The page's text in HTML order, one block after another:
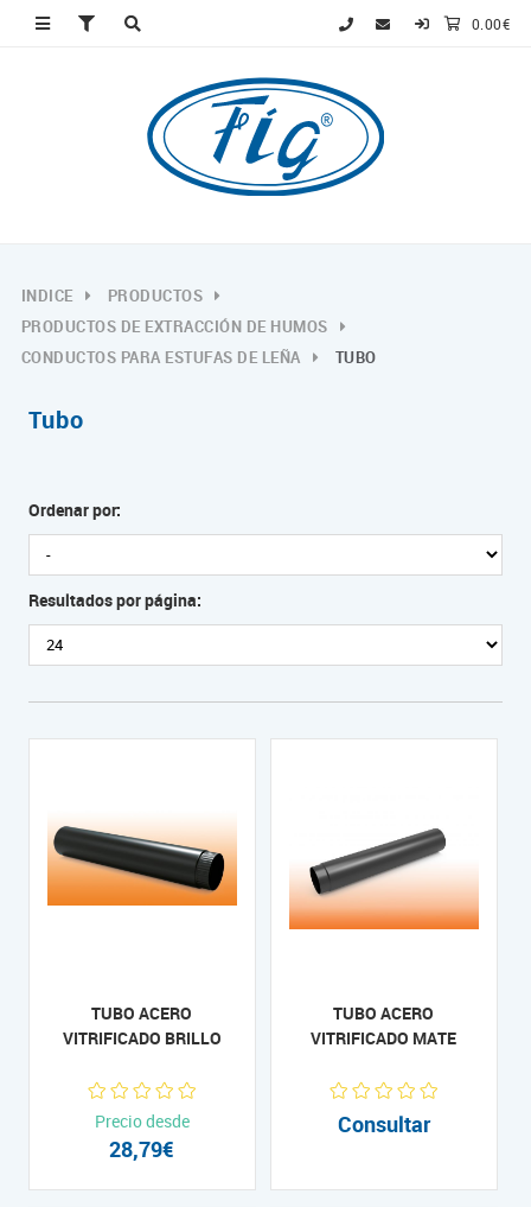
0.00€
INDICE
PRODUCTOS
PRODUCTOS DE EXTRACCIÓN DE HUMOS
CONDUCTOS PARA ESTUFAS DE LEÑA
TUBO
Tubo
Ordenar por:
Resultados por página:
TUBO ACERO
VITRIFICADO BRILLO
Precio desde
28,79€
TUBO ACERO
VITRIFICADO MATE
Consultar